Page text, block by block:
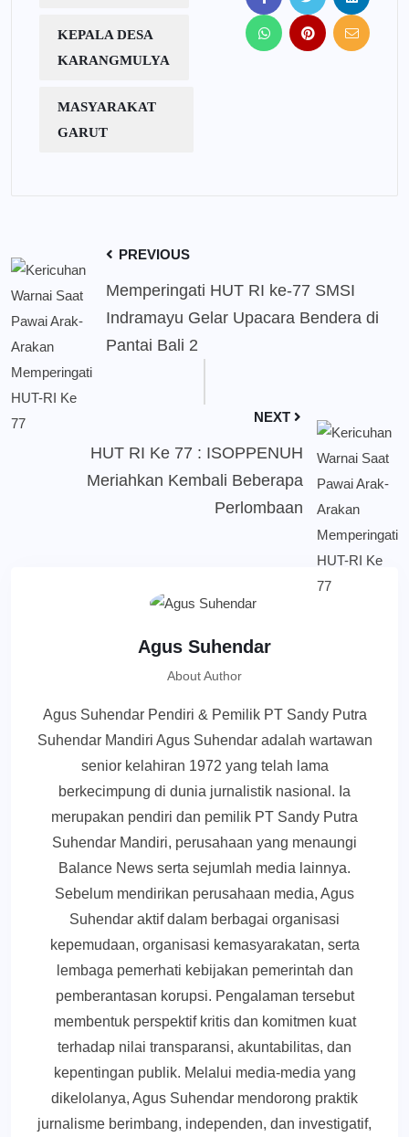
KEPALA DESA
KARANGMULYA
MASYARAKAT
GARUT
PREVIOUS
Memperingati HUT RI ke-77 SMSI
Indramayu Gelar Upacara Bendera di
Pantai Bali 2
NEXT
HUT RI Ke 77 : ISOPPENUH
Meriahkan Kembali Beberapa
Perlombaan
Agus Suhendar
About Author
Agus Suhendar Pendiri & Pemilik PT Sandy Putra
Suhendar Mandiri Agus Suhendar adalah wartawan
senior kelahiran 1972 yang telah lama
berkecimpung di dunia jurnalistik nasional. Ia
merupakan pendiri dan pemilik PT Sandy Putra
Suhendar Mandiri, perusahaan yang menaungi
Balance News serta sejumlah media lainnya.
Sebelum mendirikan perusahaan media, Agus
Suhendar aktif dalam berbagai organisasi
kepemudaan, organisasi kemasyarakatan, serta
lembaga pemerhati kebijakan pemerintah dan
pemberantasan korupsi. Pengalaman tersebut
membentuk perspektif kritis dan komitmen kuat
terhadap nilai transparansi, akuntabilitas, dan
kepentingan publik. Melalui media-media yang
dikelolanya, Agus Suhendar mendorong praktik
jurnalisme berimbang, independen, dan investigatif,